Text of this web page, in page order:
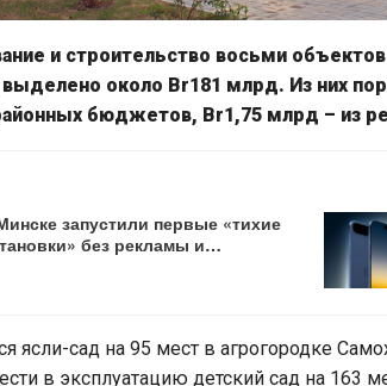
и строительство восьми
около Br181 млрд. Из них
бюджетов, Br1,75 млрд – из
запустили первые «тихие
без рекламы и…
ясли-сад на 95 мест в агрогородке
в эксплуатацию детский сад на 163